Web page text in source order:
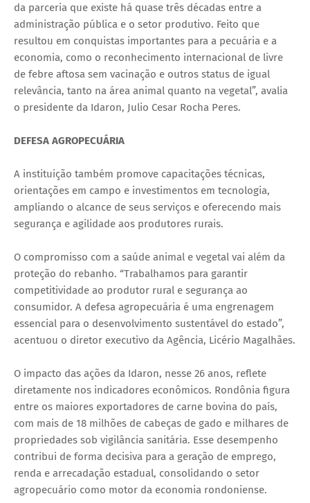
da parceria que existe há quase três décadas entre a
administração pública e o setor produtivo. Feito que
resultou em conquistas importantes para a pecuária e a
economia, como o reconhecimento internacional de livre
de febre aftosa sem vacinação e outros status de igual
relevância, tanto na área animal quanto na vegetal”, avalia
o presidente da Idaron, Julio Cesar Rocha Peres.
DEFESA AGROPECUÁRIA
A instituição também promove capacitações técnicas,
orientações em campo e investimentos em tecnologia,
ampliando o alcance de seus serviços e oferecendo mais
segurança e agilidade aos produtores rurais.
O compromisso com a saúde animal e vegetal vai além da
proteção do rebanho. “Trabalhamos para garantir
competitividade ao produtor rural e segurança ao
consumidor. A defesa agropecuária é uma engrenagem
essencial para o desenvolvimento sustentável do estado”,
acentuou o diretor executivo da Agência, Licério Magalhães.
O impacto das ações da Idaron, nesse 26 anos, reflete
diretamente nos indicadores econômicos. Rondônia figura
entre os maiores exportadores de carne bovina do país,
com mais de 18 milhões de cabeças de gado e milhares de
propriedades sob vigilância sanitária. Esse desempenho
contribui de forma decisiva para a geração de emprego,
renda e arrecadação estadual, consolidando o setor
agropecuário como motor da economia rondoniense.